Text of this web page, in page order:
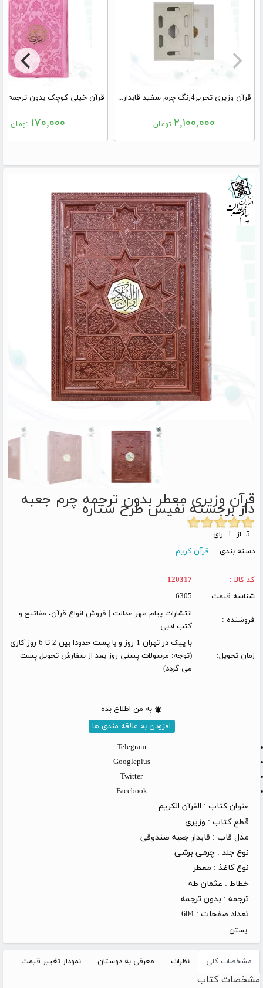
قرآن وزیری تحریر4رنگ چرم سفید قابدار کشویی
۲,۱۰۰,۰۰۰ تومان ۱۷۰,۰۰۰ تومان
قرآن وزیری معطر بدون ترجمه چرم جعبه
دار برجسته نفیس طرح ستاره
دسته بندی :
قرآن کریم
کد کالا :
120317
شناسه قیمت :
6305
فروشنده :
انتشارات پیام مهر عدالت | فروش انواع قرآن، مفاتیح و
کتب ادبی
زمان تحویل:
با پیک در تهران 1 روز و با پست حدودا بین 2 تا 6 روز کاری
(توجه: مرسولات پستی روز بعد از سفارش تحویل پست
می گردد)
به من اطلاع بده
افزودن به علاقه مندی ها
Telegram
Googleplus
Twitter
Facebook
عنوان کتاب : القرآن الکریم
قطع کتاب : وزیری
مدل قاب : قابدار جعبه صندوقی
نوع جلد : چرمی برشی
نوع کاغذ : معطر
خطاط : عثمان طه
ترجمه : بدون ترجمه
تعداد صفحات : 604
بستن
مشخصات کلی نظرات معرفی به دوستان نمودار تغییر قیمت
مشخصات کتاب